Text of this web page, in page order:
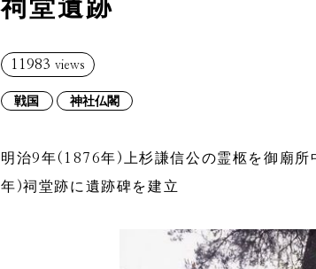
祠堂遺跡
11983 views
戦国 神社仏閣
明治9年(1876年)上杉謙信公の霊柩を御廟
年)祠堂跡に遺跡碑を建立